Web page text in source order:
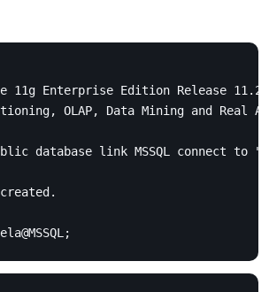
11g Enterprise Edition Release
OLAP, Data Mining and Real
database link MSSQL connect